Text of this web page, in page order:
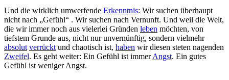
Und die wirklich umwerfende Erkenntnis: Wir suchen überhaupt
nicht nach „Gefühl“ . Wir suchen nach Vernunft. Und weil die Welt,
die wir immer noch aus vielerlei Gründen leben möchten, von
tiefstem Grunde aus, nicht nur unvernünftig, sondern vielmehr
absolut verrückt und chaotisch ist, haben wir diesen steten nagenden
Zweifel. Es geht weiter: Ein Gefühl ist immerAngst. Ein gutes
Gefühl ist weniger Angst.